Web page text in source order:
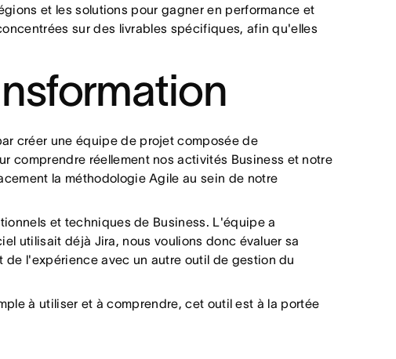
et les solutions pour gagner en performance et
sur des livrables spécifiques, afin qu'elles
créer une équipe de projet composée de
comprendre réellement nos activités Business et notre
la méthodologie Agile au sein de notre
et techniques de Business. L'équipe a
utilisait déjà Jira, nous voulions donc évaluer sa
l'expérience avec un autre outil de gestion du
à utiliser et à comprendre, cet outil est à la portée